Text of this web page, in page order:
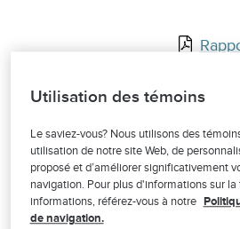
Utilisation des témoins
Le saviez-vous? Nous utilisons des
utilisation de notre site Web, de
proposé et d’améliorer significativement
navigation. Pour plus d'informations sur
informations, référez-vous à notre
de navigation.